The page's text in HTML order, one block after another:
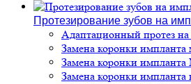
Протезирование зубов на
Адаптационный протез
Замена коронки
Замена коронки
Замена коронки